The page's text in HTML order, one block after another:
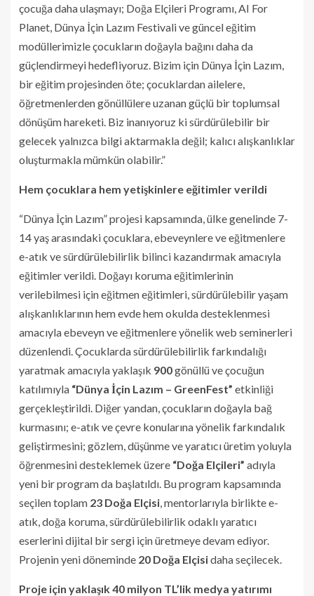
çocuğa daha ulaşmayı; Doğa Elçileri Programı, AI For
Planet, Dünya İçin Lazım Festivali ve güncel eğitim
modüllerimizle çocukların doğayla bağını daha da
güçlendirmeyi hedefliyoruz. Bizim için Dünya İçin Lazım,
bir eğitim projesinden öte; çocuklardan ailelere,
öğretmenlerden gönüllülere uzanan güçlü bir toplumsal
dönüşüm hareketi. Biz inanıyoruz ki sürdürülebilir bir
gelecek yalnızca bilgi aktarmakla değil; kalıcı alışkanlıklar
oluşturmakla mümkün olabilir.”
Hem çocuklara hem yetişkinlere eğitimler verildi
“Dünya İçin Lazım” projesi kapsamında, ülke genelinde 7-
14 yaş arasındaki çocuklara, ebeveynlere ve eğitmenlere
e-atık ve sürdürülebilirlik bilinci kazandırmak amacıyla
eğitimler verildi. Doğayı koruma eğitimlerinin
verilebilmesi için eğitmen eğitimleri, sürdürülebilir yaşam
alışkanlıklarının hem evde hem okulda desteklenmesi
amacıyla ebeveyn ve eğitmenlere yönelik web seminerleri
düzenlendi. Çocuklarda sürdürülebilirlik farkındalığı
yaratmak amacıyla yaklaşık 900gönüllü ve çocuğun
katılımıyla “Dünya İçin Lazım – GreenFest” etkinliği
gerçekleştirildi. Diğer yandan, çocukların doğayla bağ
kurmasını; e-atık ve çevre konularına yönelik farkındalık
geliştirmesini; gözlem, düşünme ve yaratıcı üretim yoluyla
öğrenmesini desteklemek üzere “Doğa Elçileri” adıyla
yeni bir program da başlatıldı. Bu program kapsamında
seçilen toplam 23 Doğa Elçisi , mentorlarıyla birlikte e-
atık, doğa koruma, sürdürülebilirlik odaklı yaratıcı
eserlerini dijital bir sergi için üretmeye devam ediyor.
Projenin yeni döneminde 20 Doğa Elçisidaha seçilecek.
Proje için yaklaşık 40 milyon TL’lik medya yatırımı